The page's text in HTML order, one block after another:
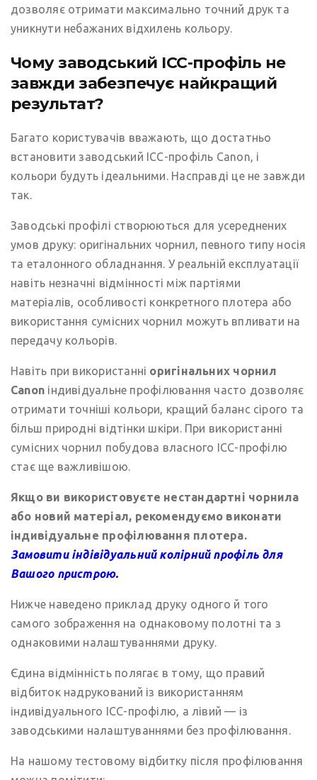
дозволяє отримати максимально точний друк та
уникнути небажаних відхилень кольору.
Чому заводський ICC-профіль не
завжди забезпечує найкращий
результат?
Багато користувачів вважають, що достатньо
встановити заводський ICC-профіль Canon, і
кольори будуть ідеальними. Насправді це не завжди
так.
Заводські профілі створюються для усереднених
умов друку: оригінальних чорнил, певного типу носія
та еталонного обладнання. У реальній експлуатації
навіть незначні відмінності між партіями
матеріалів, особливості конкретного плотера або
використання сумісних чорнил можуть впливати на
передачу кольорів.
Навіть при використанні оригінальних чорнил
Canon індивідуальне профілювання часто дозволяє
отримати точніші кольори, кращий баланс сірого та
більш природні відтінки шкіри. При використанні
сумісних чорнил побудова власного ICC-профілю
стає ще важливішою.
Якщо ви використовуєте нестандартні чорнила
або новий матеріал, рекомендуємо виконати
індивідуальне профілювання плотера.
Замовити індівідуальний колірний профіль для
Вашого пристрою.
Нижче наведено приклад друку одного й того
самого зображення на однаковому полотні та з
однаковими налаштуваннями друку.
Єдина відмінність полягає в тому, що правий
відбиток надрукований із використанням
індивідуального ICC-профілю, а лівий — із
заводськими налаштуваннями без профілювання.
На нашому тестовому відбитку після профілювання